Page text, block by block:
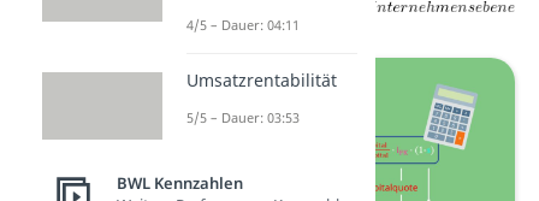
4/5 – Dauer: 04:11
Umsatzrentabilität
5/5 – Dauer: 03:53
BWL Kennzahlen